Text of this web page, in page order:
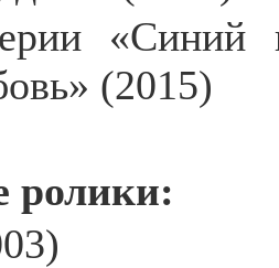
«Синий
(2015)
ролики: